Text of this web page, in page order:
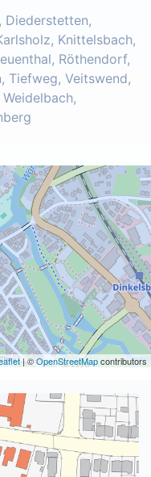
Diederstetten,
Knittelsbach,
Röthendorf,
Tiefweg, Veitswend,
| ©OpenStreetMapcontributors